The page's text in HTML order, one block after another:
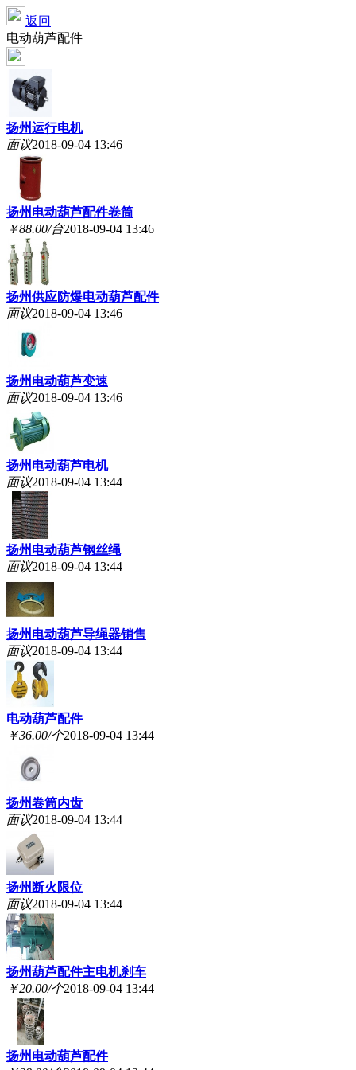
返回
电动葫芦配件
扬州运行电机
面议2018-09-04 13:46
扬州电动葫芦配件卷筒
￥88.00/台2018-09-04 13:46
扬州供应防爆电动葫芦配件
面议2018-09-04 13:46
扬州电动葫芦变速
面议2018-09-04 13:46
扬州电动葫芦电机
面议2018-09-04 13:44
扬州电动葫芦钢丝绳
面议2018-09-04 13:44
扬州电动葫芦导绳器销售
面议2018-09-04 13:44
电动葫芦配件
￥36.00/个2018-09-04 13:44
扬州卷筒内齿
面议2018-09-04 13:44
扬州断火限位
面议2018-09-04 13:44
扬州葫芦配件主电机刹车
￥20.00/个2018-09-04 13:44
扬州电动葫芦配件